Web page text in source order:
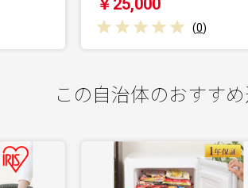
￥25,000
(0)
この自治体のおすす